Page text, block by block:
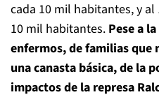
cada 10 mil habitantes, y
10 mil habitantes. Pese a
enfermos, de familias que
una canasta básica, de la
impactos de la represa